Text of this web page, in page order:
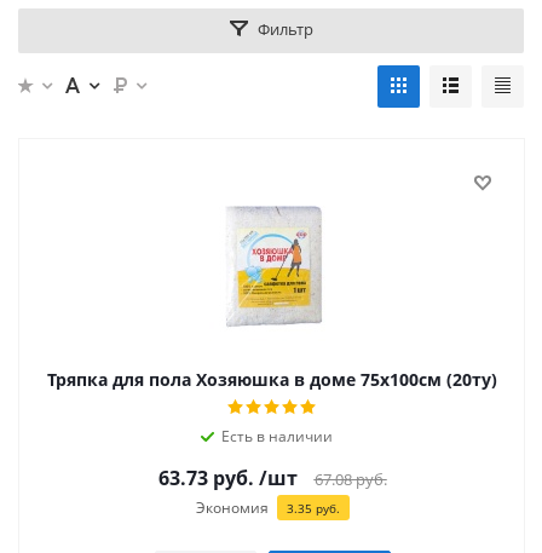
Фильтр
Тряпка для пола Хозяюшка в доме 75х100см (20ту)
Есть в наличии
63.73руб. /шт 67.08руб.
Экономия 3.35 руб.